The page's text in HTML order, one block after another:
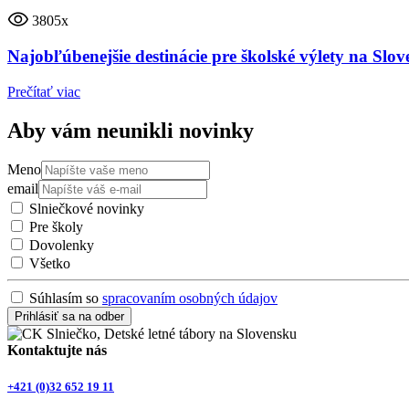
3805x
Najobľúbenejšie destinácie pre školské výlety na
Prečítať viac
Aby vám neunikli novinky
Meno
email
Slniečkové novinky
Pre školy
Dovolenky
Všetko
Súhlasím so spracovaním osobných údajov
Prihlásiť sa na odber
Kontaktujte nás
+421 (0)32 652 19 11